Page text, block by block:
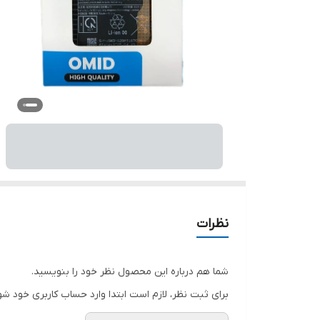
نظرات
شما هم درباره این محصول نظر خود را بنویسید.
برای ثبت نظر، لازم است ابتدا وارد حساب کاربری خود